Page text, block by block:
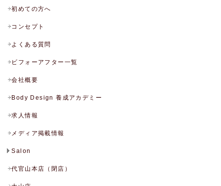
初めての方へ
コンセプト
よくある質問
ビフォーアフター一覧
会社概要
Body Design 養成アカデミー
求人情報
メディア掲載情報
Salon
代官山本店（閉店）